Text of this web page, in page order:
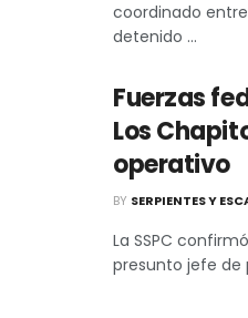
coordinado entre
detenido ...
Fuerzas
Los
operativo
BY SERPIENTES Y
La SSPC
presunto jefe de